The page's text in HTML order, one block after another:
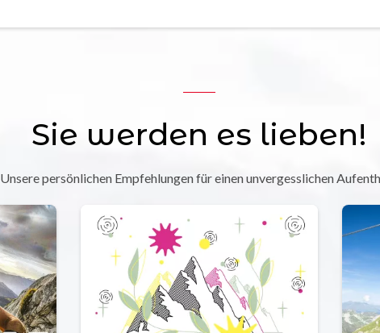
Sie werden es lieben!
Unsere persönlichen Empfehlungen für einen unvergesslichen